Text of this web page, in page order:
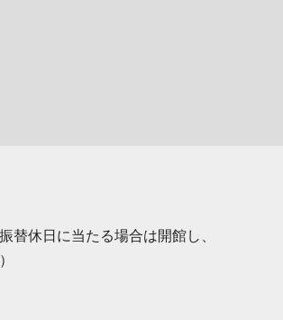
替休日に当たる場合は開館し、